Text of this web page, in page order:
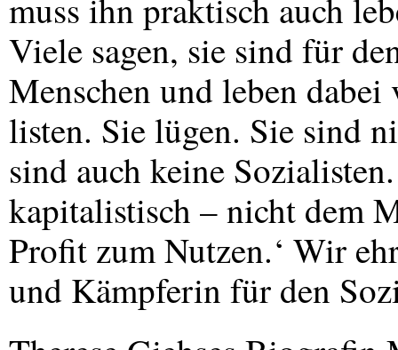
muss ihn praktisch auch
Viele sagen, sie sind für
Menschen und leben
listen. Sie lügen. Sie sind
sind auch keine
kapitalistisch – nicht dem
Profit zum Nutzen.‘ Wir
und Kämpferin für den